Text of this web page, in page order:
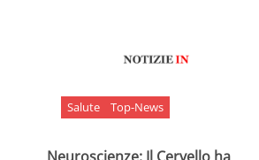
Salute Top-News
Neuroscienze: Il Cervello ha